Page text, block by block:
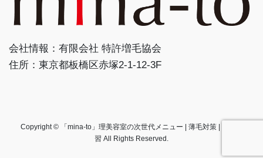
会社情報：有限会社 特許増毛協会
住所：東京都板橋区赤塚2-1-12-3F
Copyright © 「mina-to」理美容室の次世代メニュー | 薄毛対策 | 増毛講
習 All Rights Reserved.